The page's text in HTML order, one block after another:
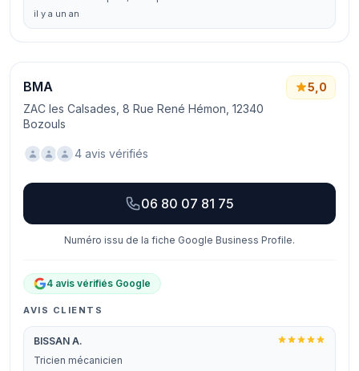
il y a un an
BMA
ZAC les Calsades, 8 Rue René Hémon, 12340
Bozouls
5,0
4 avis vérifiés
06 80 07 81 75
Numéro issu de la fiche Google Business Profile.
4 avis vérifiés Google
AVIS CLIENTS
BISSAN A.
Tricien mécanicien